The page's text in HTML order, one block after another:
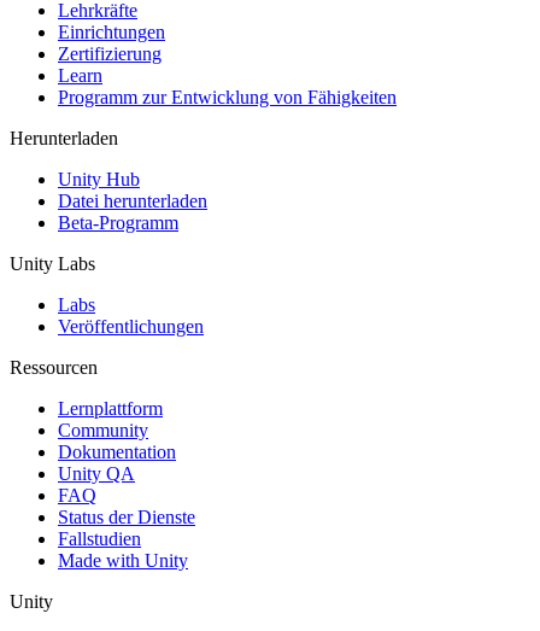
XR-Spiele
XR-Spiele plattformübergreifend starten
Multiplayer-Spiele
Vereinfachte Entwicklung von Multiplayer-Spielen
Lehrkräfte
Einrichtungen
Zertifizierung
Learn
Programm zur Entwicklung von Fähigkeiten
Herunterladen
Unity Hub
Datei herunterladen
Beta-Programm
Unity Labs
Labs
Veröffentlichungen
Ressourcen
Lernplattform
Community
Dokumentation
Unity QA
FAQ
Status der Dienste
Fallstudien
Made with Unity
Unity